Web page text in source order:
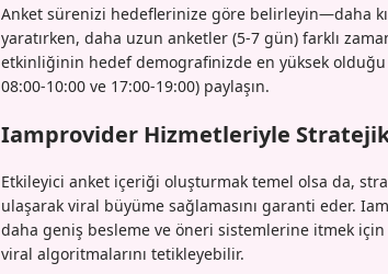
Anket sürenizi hedeflerinize göre belirleyin—daha
yaratırken, daha uzun anketler (5-7 gün) farklı
etkinliğinin hedef demografinizde en yüksek
08:00-10:00 ve 17:00-19:00) paylaşın.
Iamprovider Hizmetleriyle
Etkileyici anket içeriği oluşturmak temel olsa da,
ulaşarak viral büyüme sağlamasını garanti eder.
daha geniş besleme ve öneri sistemlerine itmek
viral algoritmalarını tetikleyebilir.